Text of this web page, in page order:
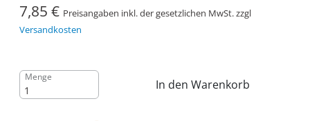
7,85 € Preisangaben inkl. der gesetzlichen MwSt. zzgl
Versandkosten
Menge
In den Warenkorb